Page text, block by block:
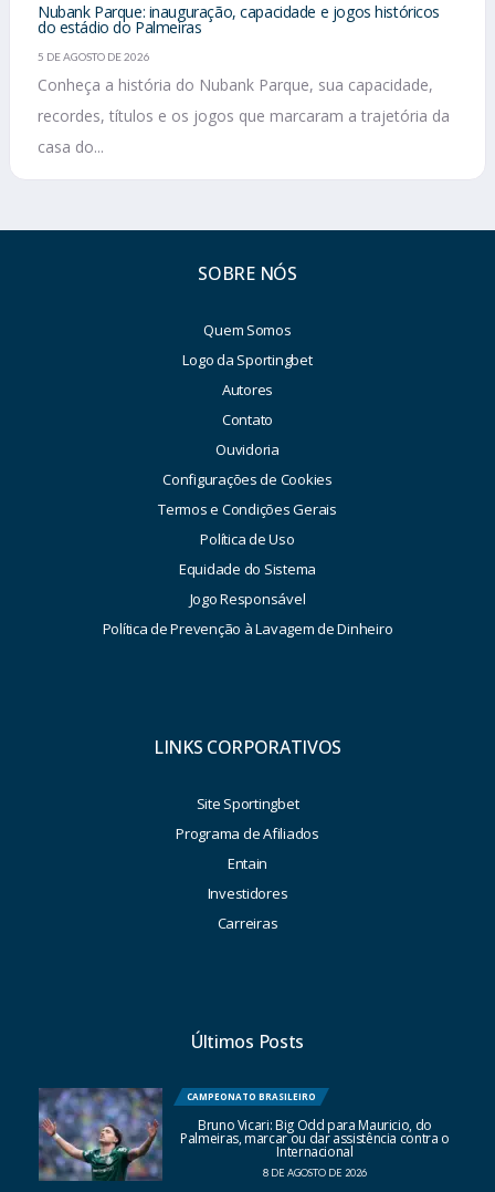
Nubank Parque: inauguração, capacidade e jogos históricos
do estádio do Palmeiras
5 DE AGOSTO DE 2026
Conheça a história do Nubank Parque, sua capacidade,
recordes, títulos e os jogos que marcaram a trajetória da
casa do...
SOBRE NÓS
Quem Somos
Logo da Sportingbet
Autores
Contato
Ouvidoria
Configurações de Cookies
Termos e Condições Gerais
Política de Uso
Equidade do Sistema
Jogo Responsável
Política de Prevenção à Lavagem de Dinheiro
LINKS CORPORATIVOS
Site Sportingbet
Programa de Afiliados
Entain
Investidores
Carreiras
Últimos Posts
CAMPEONATO BRASILEIRO
Bruno Vicari: Big Odd para Mauricio, do
Palmeiras, marcar ou dar assistência contra o
Internacional
8 DE AGOSTO DE 2026